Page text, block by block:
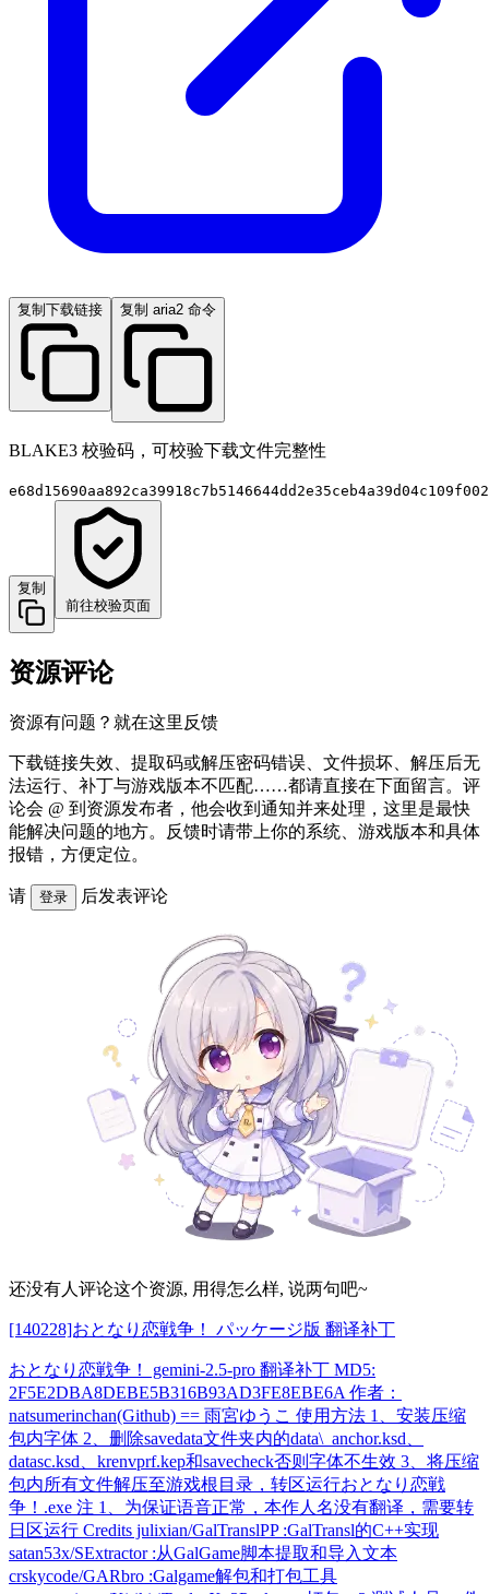
复制下载链接 复制 aria2 命令
BLAKE3 校验码，可校验下载文件完整性
复制
前往校验页面
资源评论
资源有问题？就在这里反馈
下载链接失效、提取码或解压密码错误、文件损坏、解压后无
法运行、补丁与游戏版本不匹配……都请直接在下面留言。评
论会 @ 到资源发布者，他会收到通知并来处理，这里是最快
能解决问题的地方。反馈时请带上你的系统、游戏版本和具体
报错，方便定位。
请 登录 后发表评论
还没有人评论这个资源, 用得怎么样, 说两句吧~
[140228]おとなり恋戦争！ パッケージ版 翻译补丁
おとなり恋戦争！ gemini-2.5-pro 翻译补丁 MD5:
2F5E2DBA8DEBE5B316B93AD3FE8EBE6A 作者：
natsumerinchan(Github) == 雨宮ゆうこ 使用方法 1、安装压缩
包内字体 2、删除savedata文件夹内的data\_anchor.ksd、
datasc.ksd、krenvprf.kep和savecheck否则字体不生效 3、将压缩
包内所有文件解压至游戏根目录，转区运行おとなり恋戦
争！.exe 注 1、为保证语音正常，本作人名没有翻译，需要转
日区运行 Credits julixian/GalTranslPP :GalTransl的C++实现
satan53x/SExtractor :从GalGame脚本提取和导入文本
crskycode/GARbro :Galgame解包和打包工具